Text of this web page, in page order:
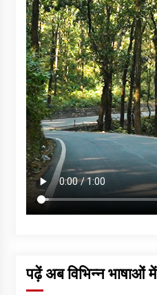
पढ़ें अब विभिन्न भाषाओं में